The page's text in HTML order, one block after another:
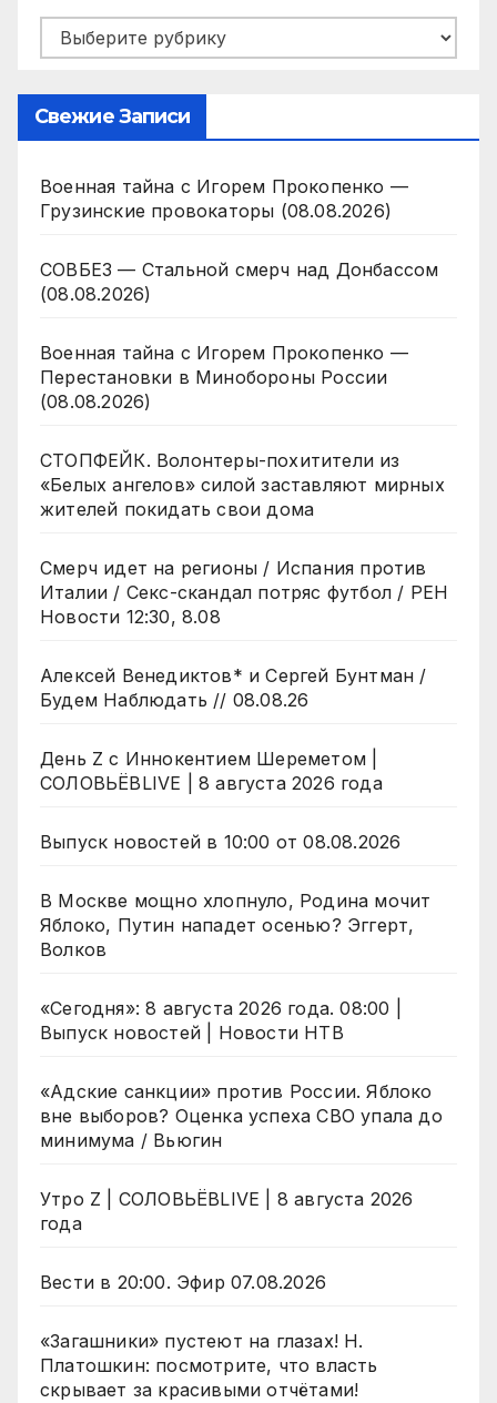
Рубрики
Свежие Записи
Военная тайна с Игорем Прокопенко —
Грузинские провокаторы (08.08.2026)
СОВБЕЗ — Стальной смерч над Донбассом
(08.08.2026)
Военная тайна с Игорем Прокопенко —
Перестановки в Минобороны России
(08.08.2026)
СТОПФЕЙК. Волонтеры-похитители из
«Белых ангелов» силой заставляют мирных
жителей покидать свои дома
Смерч идет на регионы / Испания против
Италии / Секс-скандал потряс футбол / РЕН
Новости 12:30, 8.08
Алексей Венедиктов* и Сергей Бунтман /
Будем Наблюдать // 08.08.26
День Z с Иннокентием Шереметом |
СОЛОВЬЁВLIVE | 8 августа 2026 года
Выпуск новостей в 10:00 от 08.08.2026
В Москве мощно хлопнуло, Родина мочит
Яблоко, Путин нападет осенью? Эггерт,
Волков
«Сегодня»: 8 августа 2026 года. 08:00 |
Выпуск новостей | Новости НТВ
«Адские санкции» против России. Яблоко
вне выборов? Оценка успеха СВО упала до
минимума / Вьюгин
Утро Z | СОЛОВЬЁВLIVE | 8 августа 2026
года
Вести в 20:00. Эфир 07.08.2026
«Загашники» пустеют на глазах! Н.
Платошкин: посмотрите, что власть
скрывает за красивыми отчётами!